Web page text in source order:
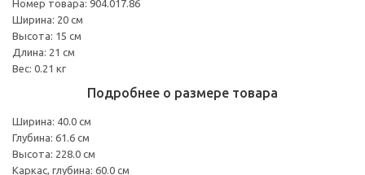
Номер товара: 904.017.86
Ширина: 20 см
Высота: 15 см
Длина: 21 см
Вес: 0.21 кг
Подробнее о размере товара
Ширина: 40.0 см
Глубина: 61.6 см
Высота: 228.0 см
Каркас, глубина: 60.0 см